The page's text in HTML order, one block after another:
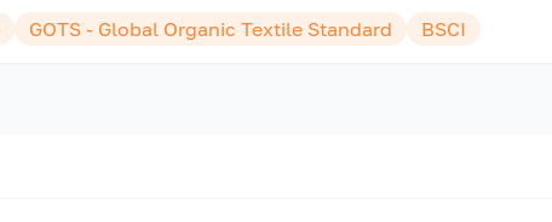
GOTS - Global Organic Textile Standard BSCI